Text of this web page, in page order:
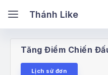
Thánh Like
Like
chủTăng Điểm Chiến
Lịch sử đơn